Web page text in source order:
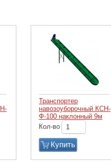
Транспортер
навозоуборочный КСН-
Ф-100 наклонный 9м
Кол-во
Купить